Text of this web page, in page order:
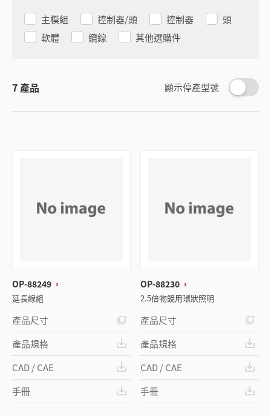
主模組 控制器/頭 控制器
頭
軟體
纜線 其他選購件
顯示停產型號
7 產品
OP-88249
延長線組
產品尺寸
產品規格
CAD / CAE
手冊
OP-88230
2.5倍物鏡用環狀照明
產品尺寸
產品規格
CAD / CAE
手冊